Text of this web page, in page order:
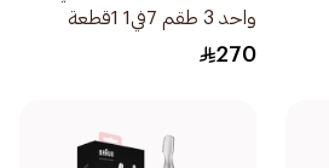
واحد 3 طقم 7في1 1قطعة
270